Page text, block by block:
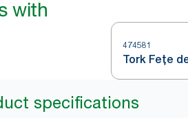
with
474581
Tork Fețe
specifications